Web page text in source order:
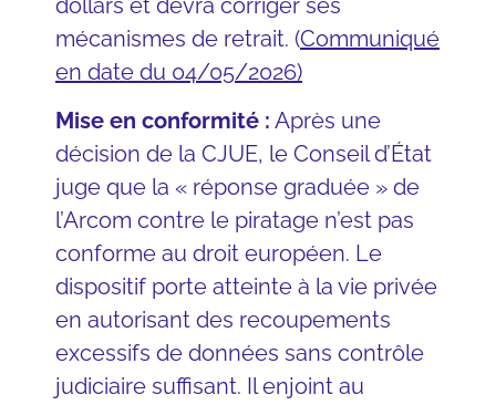
mécanismes de retrait. (Communiqué
en date du 04/05/2026)
Mise en conformité : Après une
décision de la CJUE, le Conseil d’État
juge que la « réponse graduée » de
l’Arcom contre le piratage n’est pas
conforme au droit européen. Le
dispositif porte atteinte à la vie privée
en autorisant des recoupements
excessifs de données sans contrôle
judiciaire suffisant. Il enjoint au